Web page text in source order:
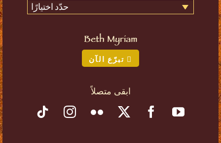
حدّد اختيارًا
Beth Myriam
تبرّع الآن
ابقى متصلاً